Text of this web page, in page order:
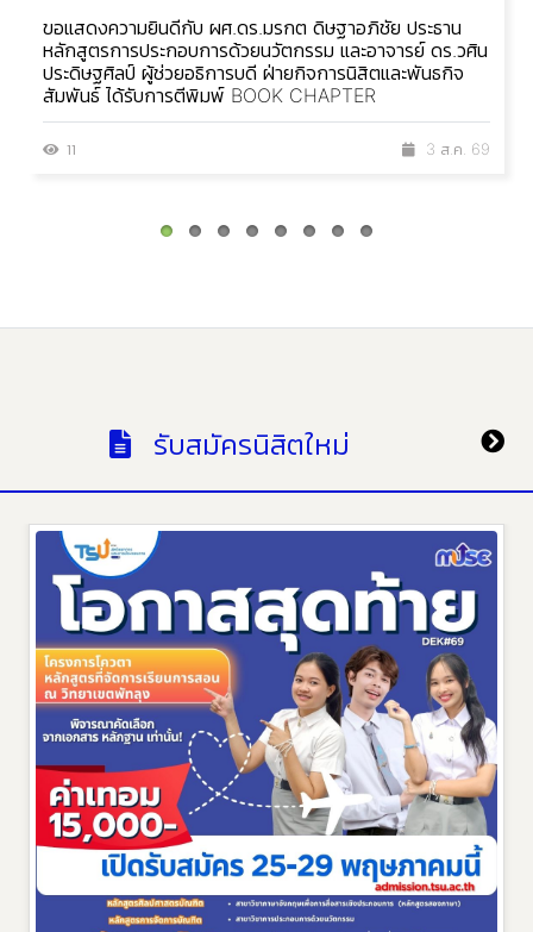
ขอแสดงความยินดีกับ ผศ.ดร.มรกต ดิษฐาอภิชัย ประธาน
หลักสูตรการประกอบการด้วยนวัตกรรม และอาจารย์ ดร.วศิน
ประดิษฐศิลป์ ผู้ช่วยอธิการบดี ฝ่ายกิจการนิสิตและพันธกิจ
สัมพันธ์ ได้รับการตีพิมพ์ BOOK CHAPTER
11 3 ส.ค. 69
รับสมัครนิสิตใหม่